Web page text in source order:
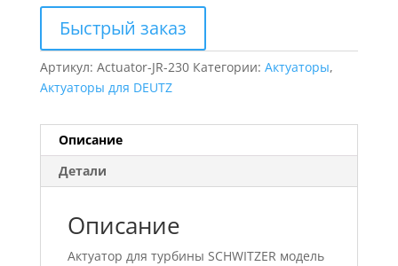
Быстрый заказ
Артикул: Actuator-JR-230 Категории: Актуаторы,
Актуаторы для DEUTZ
Описание
Детали
Описание
Актуатор для турбины SCHWITZER модель